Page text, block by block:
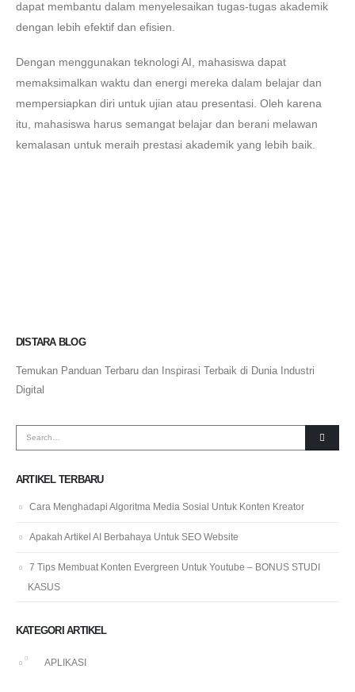
dapat membantu dalam menyelesaikan tugas-tugas akademik
dengan lebih efektif dan efisien.
Dengan menggunakan teknologi AI, mahasiswa dapat
memaksimalkan waktu dan energi mereka dalam belajar dan
mempersiapkan diri untuk ujian atau presentasi. Oleh karena
itu, mahasiswa harus semangat belajar dan berani melawan
kemalasan untuk meraih prestasi akademik yang lebih baik.
DISTARA BLOG
Temukan Panduan Terbaru dan Inspirasi Terbaik di Dunia Industri
Digital
ARTIKEL TERBARU
Cara Menghadapi Algoritma Media Sosial Untuk Konten Kreator
Apakah Artikel AI Berbahaya Untuk SEO Website
7 Tips Membuat Konten Evergreen Untuk Youtube – BONUS STUDI
KASUS
KATEGORI ARTIKEL
APLIKASI